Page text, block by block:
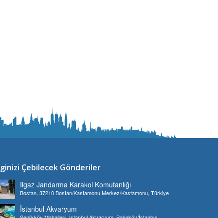
Çebilecek Gönderiler
Ilgaz Jandarma Karakol Komutanlığı
Bostan, 37210 Bostan/Kastamonu Merkez/Kastamonu, Türkiye
İstanbul Akvaryum